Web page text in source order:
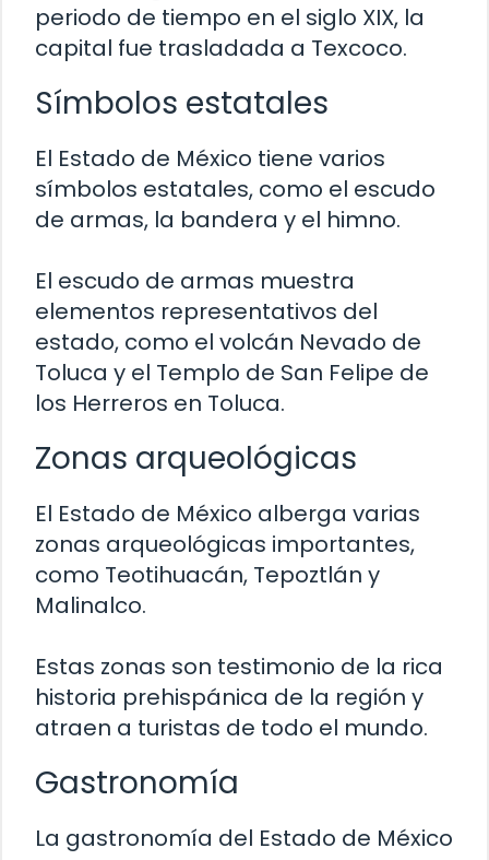
periodo de tiempo en el siglo XIX, la
capital fue trasladada a Texcoco.
Símbolos estatales
El Estado de México tiene varios
símbolos estatales, como el escudo
de armas, la bandera y el himno.
El escudo de armas muestra
elementos representativos del
estado, como el volcán Nevado de
Toluca y el Templo de San Felipe de
los Herreros en Toluca.
Zonas arqueológicas
El Estado de México alberga varias
zonas arqueológicas importantes,
como Teotihuacán, Tepoztlán y
Malinalco.
Estas zonas son testimonio de la rica
historia prehispánica de la región y
atraen a turistas de todo el mundo.
Gastronomía
La gastronomía del Estado de México